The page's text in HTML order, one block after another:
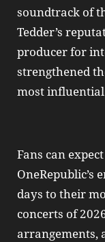
soundtrack of
Tedder’s
producer for
strengthened
most influential
Fans can
days to their
concerts of
arrangements,